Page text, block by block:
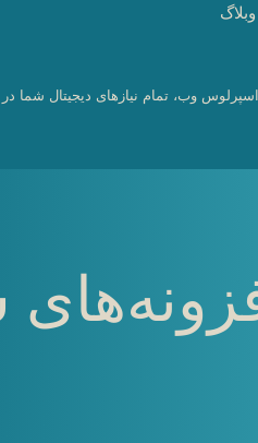
وبلاگ
اسپرلوس وب، تمام نیازهای دیجیتال شما